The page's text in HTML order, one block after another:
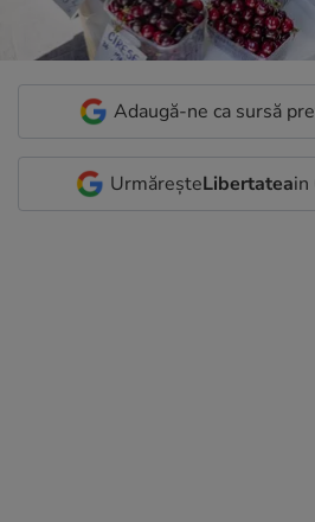
Adaugă-ne ca sursă
UrmăreșteLibertateain